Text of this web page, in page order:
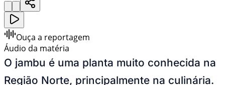
Ouça a reportagem
Áudio da matéria
O jambu é uma planta muito conhecida na
Região Norte, principalmente na culinária.